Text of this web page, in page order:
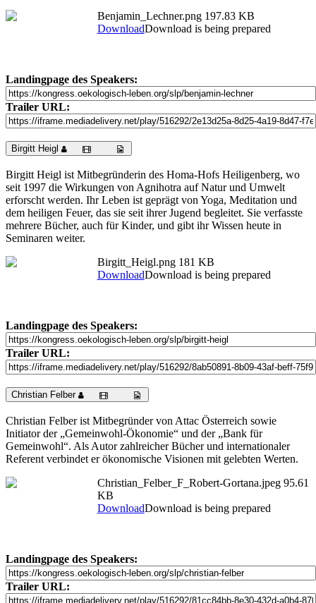
Benjamin_Lechner.png 197.83 KB
DownloadDownload is being prepared
Landingpage des Speakers:
Trailer URL:
Birgitt Heigl
Birgitt Heigl ist Mitbegründerin des Homa-Hofs Heiligenberg, wo
seit 1997 die Wirkungen von Agnihotra auf Natur und Umwelt
erforscht werden. Ihr Leben ist geprägt von Yoga, Meditation und
dem heiligen Feuer, das sie seit ihrer Jugend begleitet. Sie verfasste
mehrere Bücher, auch für Kinder, und gibt ihr Wissen heute in
Seminaren weiter.
Birgitt_Heigl.png 181 KB
DownloadDownload is being prepared
Landingpage des Speakers:
Trailer URL:
Christian Felber
Christian Felber ist Mitbegründer von Attac Österreich sowie
Initiator der „Gemeinwohl-Ökonomie“ und der „Bank für
Gemeinwohl“. Als Autor zahlreicher Bücher und internationaler
Referent verbindet er ökonomische Visionen mit gelebten Werten.
Christian_Felber_F_Robert-Gortana.jpeg 95.61
KB
DownloadDownload is being prepared
Landingpage des Speakers:
Trailer URL: